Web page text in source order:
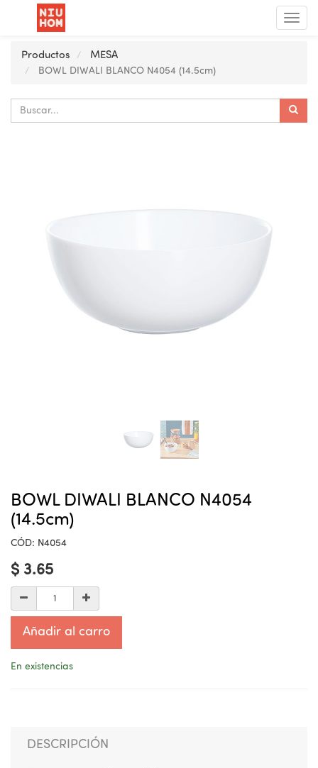
Menú
de
Productos
MESA
BOWL DIWALI BLANCO N4054 (14.5cm)
BOWL DIWALI BLANCO N4054
(14.5cm)
CÓD: N4054
$ 3.65
Añadir al carro
En existencias
DESCRIPCIÓN